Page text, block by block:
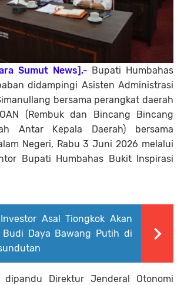
Sumut News],- Bupati Humbahas
didampingi Asisten Administrasi
bersama perangkat daerah
(Rembuk dan Bincang Bincang
Antar Kepala Daerah) bersama
Negeri, Rabu 3 Juni 2026 melalui
Bupati Humbahas Bukit Inspirasi
Investor Asal Tiongkok Akan
Budi Daya Bawang Putih di
dipandu Direktur Jenderal Otonomi